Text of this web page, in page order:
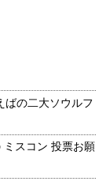
ばの二大ソウルフ
ミスコン 投票お願